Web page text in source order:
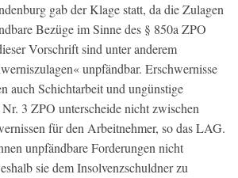
gab der Klage statt, da die Zulagen
Bezüge im Sinne des § 850a ZPO
Vorschrift sind unter anderem
unpfändbar. Erschwernisse
auch Schichtarbeit und ungünstige
3 ZPO unterscheide nicht zwischen
für den Arbeitnehmer, so das LAG.
unpfändbare Forderungen nicht
sie dem Insolvenzschuldner zu